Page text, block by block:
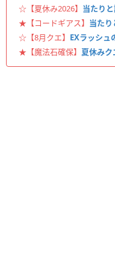
☆【夏休み2026】 当たり
★【コードギアス】 当た
☆【8月クエ】 EXラッシュ
★【魔法石確保】 夏休みク